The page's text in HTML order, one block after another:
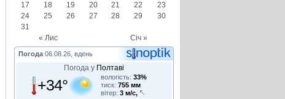
« Лис Січ »
17
18 19 20 21 22
23
24
25 26 27 28 29
30
31
Погода 06.08.26, вдень
Погода у Полтаві
+34° вологість: 33%
тиск: 755 мм
вітер: 3 м/с,